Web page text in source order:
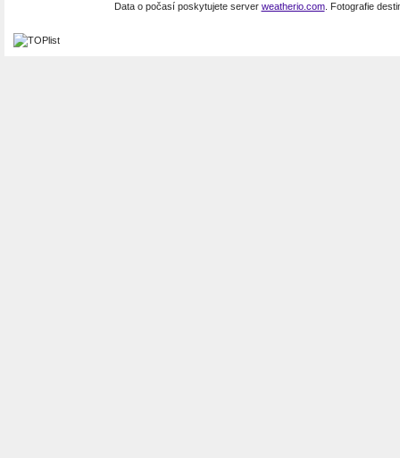
Data o počasí poskytujete server weatherio.com. Fotografie